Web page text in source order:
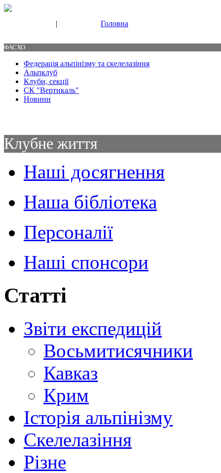
| Головна
ФАСХО
Федерація альпінізму та скелелазіння
Альпклуб
Клуби, секції
СК "Вертикаль"
Новини
Клубне життя
Наші досягнення
Наша бібліотека
Персоналії
Наші спонсори
Статті
Звіти експедицій
Восьмитисячники
Кавказ
Крим
Історія альпінізму
Скелелазіння
Різне